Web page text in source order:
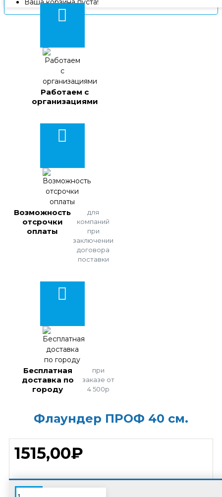
Ваша корзина пуста!
Работаем с
организациями
Возможность
отсрочки
оплаты
для
компаний
при
заключении
договора
поставки
Бесплатная
доставка по
городу
при
заказе от
4 500р
Флаундер ПРОФ 40 см.
1515,00₽